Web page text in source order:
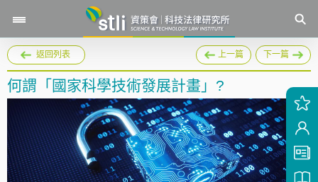
返回列表 上一篇 下一篇
何謂「國家科學技術發展計畫」?